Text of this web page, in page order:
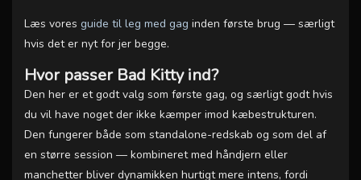
Læs vores guide til leg med gag inden første brug — særligt
hvis det er nyt for jer begge.
Hvor passer Bad Kitty ind?
Den her er et godt valg som første gag, og særligt godt hvis
du vil have noget der ikke kæmper imod kæbestrukturen.
Den fungerer både som standalone-redskab og som del af
en større session — kombineret med håndjern eller
manchetter bliver dynamikken hurtigt mere intens, fordi